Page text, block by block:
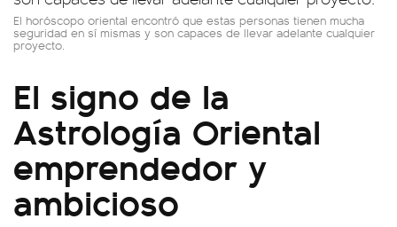
El horóscopo oriental encontró que estas personas tienen mucha
seguridad en sí mismas y son capaces de llevar adelante cualquier
proyecto.
El signo de la
Astrología Oriental
emprendedor y
ambicioso